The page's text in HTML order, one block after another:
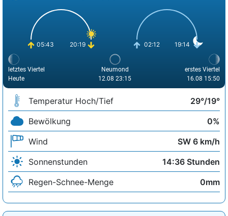
05:43 20:19 02:12 19:14
letztes Viertel
Heute
Neumond
12.08 23:15
erstes Viertel
16.08 15:50
Temperatur Hoch/Tief
29°/19°
Bewölkung
0%
Wind
SW 6 km/h
Sonnenstunden
14:36 Stunden
Regen-Schnee-Menge
0mm